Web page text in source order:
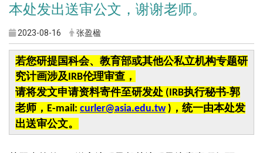
本处发出送审公文，谢谢老师。
2023-08-16 张盈楹
若您研提国科会、教育部或其他公私立机构专题研
究计画涉及IRB伦理审查，
请将发文申请资料寄件至研发处 (IRB执行秘书-郭
老师， E-mail: curler@asia.edu.tw) ，统一由本处发
出送审公文。